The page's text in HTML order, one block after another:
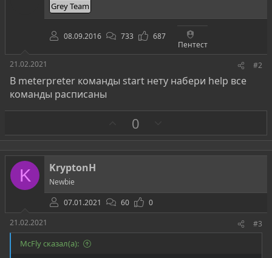
Grey Team
08.09.2016 733
687
Пентест
21.02.2021
#2
B meterpreter команды start нету набери help все
команды расписаны
а
0
р
о
в
K KryptonH
Newbie
07.01.2021
60
0
21.02.2021
#3
McFly сказал(а):